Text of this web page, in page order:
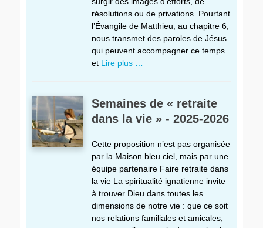
résolutions ou de privations. Pourtant
l’Évangile de Matthieu, au chapitre 6,
nous transmet des paroles de Jésus
qui peuvent accompagner ce temps
et Lire plus …
Semaines de « retraite
dans la vie » - 2025-2026
Cette proposition n’est pas organisée
par la Maison bleu ciel, mais par une
équipe partenaire Faire retraite dans
la vie La spiritualité ignatienne invite
à trouver Dieu dans toutes les
dimensions de notre vie : que ce soit
nos relations familiales et amicales,